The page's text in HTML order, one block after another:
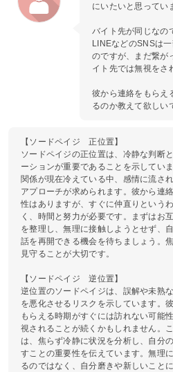
にいたいと思ってい
バイト先が同じなの
LINEなどのSNSは
のですが、まだ繋が
イト先では無視をさ
彼から連絡をもらえ
るのか教えて欲しい
【ソードペイジ 正位置】
ソードペイジの正位置は、冷静な判断
ーションが重要であることを示してい
関係が現在冷えている中、感情に流さ
アプローチが求められます。彼から連
性はありますが、すぐに仲直りという
く、時間と努力が必要です。まずはお
を整理し、無理に接触しようとせず、
話を再開できる機会を待ちましょう。
見守ることが大切です。
【ソードペイジ 逆位置】
逆位置のソードペイジは、誤解や未熟
を悪化させるリスクを示しています。
もらえる時期がすぐには訪れない可能
視されることが続くかもしれません。
は、焦らず冷静に状況を分析し、自分
すことの重要性を伝えています。無理
るのではなく、自分磨きや新しいこと